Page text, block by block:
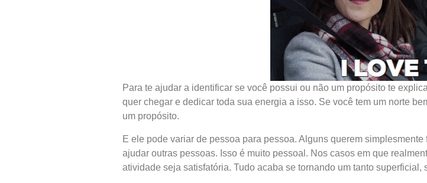
Para te ajudar a identificar se você possui ou não um propósito te
quer chegar e dedicar toda sua energia a isso. Se você tem um norte
um propósito.
E ele pode variar de pessoa para pessoa. Alguns querem
ajudar outras pessoas. Isso é muito pessoal. Nos casos em que
atividade seja satisfatória. Tudo acaba se tornando um tanto superficial,